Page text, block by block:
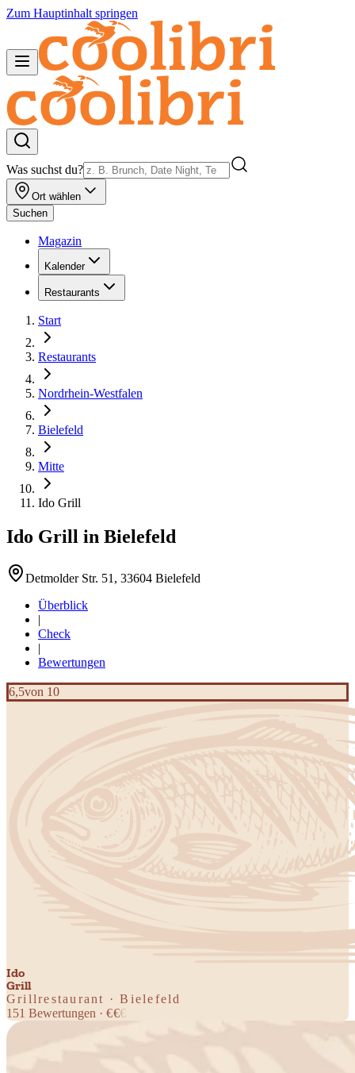
Zum Hauptinhalt springen
Was suchst du?
Ort wählen
Suchen
Magazin
Kalender
Restaurants
Start
Restaurants
Nordrhein-Westfalen
Bielefeld
Mitte
Ido Grill
Ido Grill in Bielefeld
Detmolder Str. 51, 33604 Bielefeld
Überblick
|
Check
|
Bewertungen
6,5von 10
Ido
Grill
Grillrestaurant · Bielefeld
151 Bewertungen · €€€